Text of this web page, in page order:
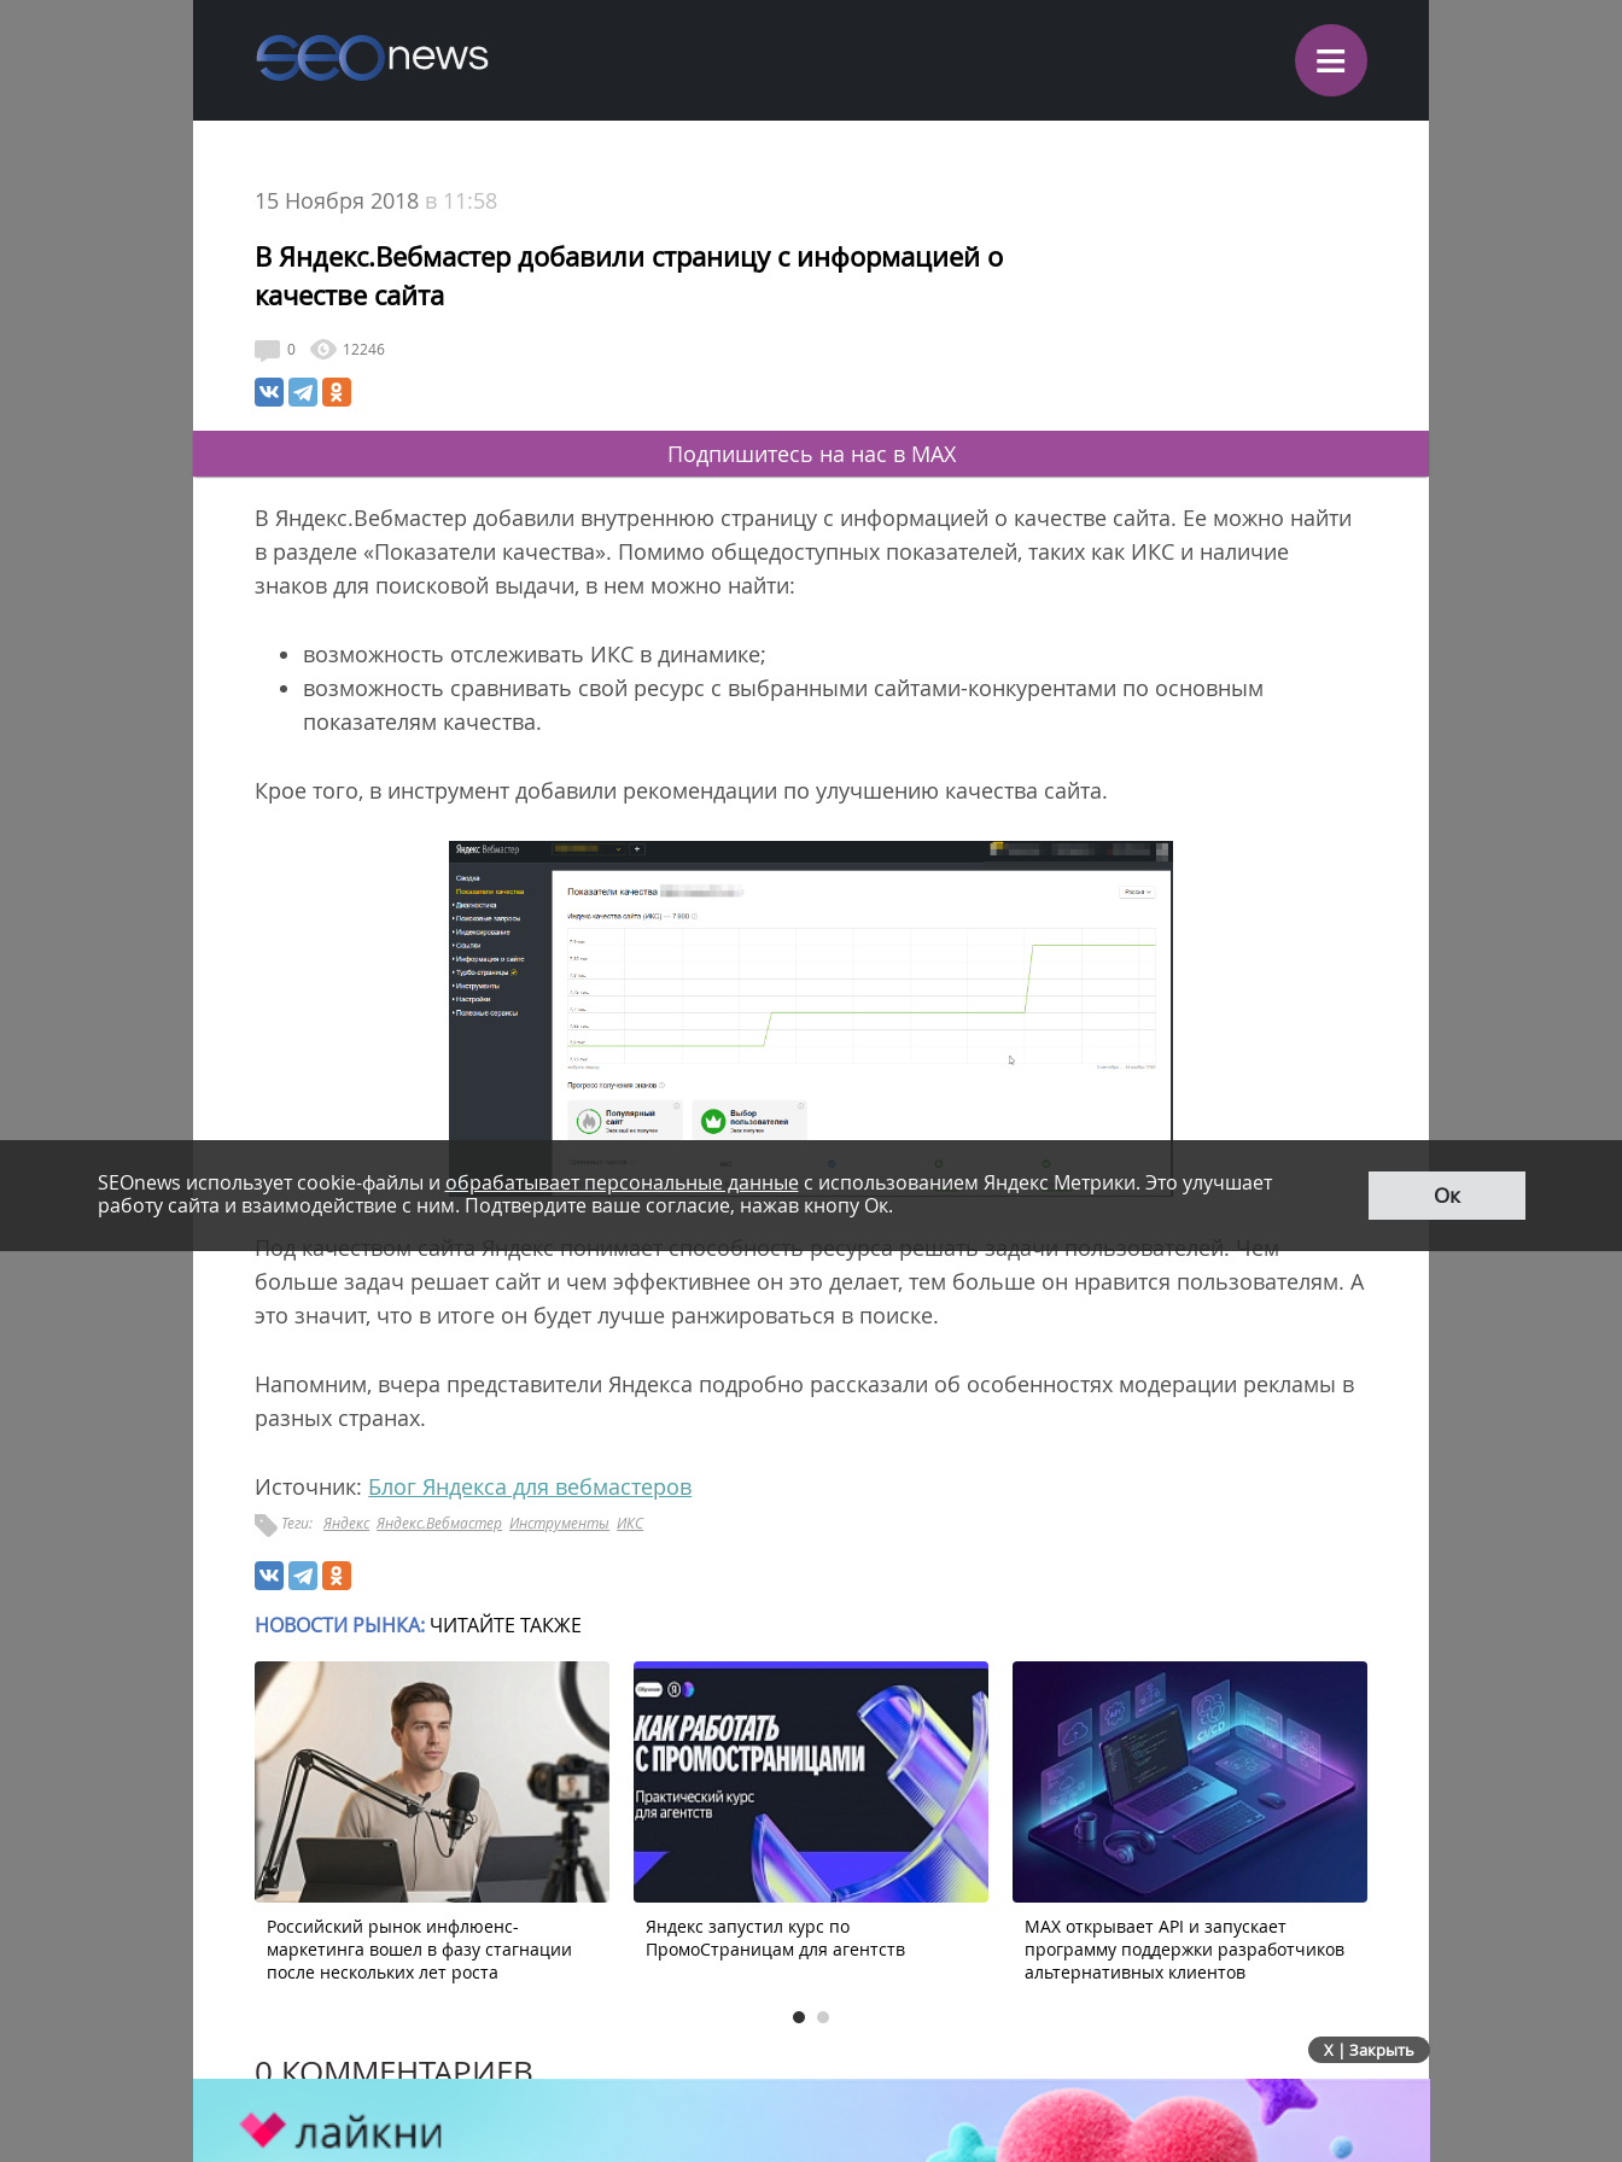
≡
15 Ноября 2018 в 11:58
В Яндекс.Вебмастер добавили страницу с информацией о
качестве сайта
0 12246
Подпишитесь на нас в MAX
В Яндекс.Вебмастер добавили внутреннюю страницу с информацией о качестве сайта. Ее можно найти
в разделе «Показатели качества». Помимо общедоступных показателей, таких как ИКС и наличие
знаков для поисковой выдачи, в нем можно найти:
возможность отслеживать ИКС в динамике;
возможность сравнивать свой ресурс с выбранными сайтами-конкурентами по основным
показателям качества.
Крое того, в инструмент добавили рекомендации по улучшению качества сайта.
Под качеством сайта Яндекс понимает способность ресурса решать задачи пользователей. Чем
больше задач решает сайт и чем эффективнее он это делает, тем больше он нравится пользователям. А
это значит, что в итоге он будет лучше ранжироваться в поиске.
Напомним, вчера представители Яндекса подробно рассказали об особенностях модерации рекламы в
разных странах.
Источник: Блог Яндекса для вебмастеров
Теги: Яндекс Яндекс.Вебмастер Инструменты ИКС
SEOnews использует cookie-файлы и обрабатывает персональные данныес использованием Яндекс Метрики. Это улучшает
работу сайта и взаимодействие с ним. Подтвердите ваше согласие, нажав кнопу Ок.
Ок
НОВОСТИ РЫНКА: ЧИТАЙТЕ ТАКЖЕ
Российский рынок инфлюенс-
маркетинга вошел в фазу стагнации
после нескольких лет роста
Яндекс запустил курс по
ПромоСтраницам для агентств
MAX открывает API и запускает
программу поддержки разработчиков
альтернативных клиентов
0 КОММЕНТАРИЕВ
X | Закрыть